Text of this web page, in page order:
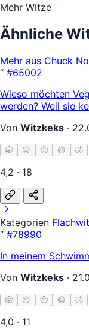
Mehr Witze
Ähnliche
Mehr aus Chuck
“ #65002
Wieso möchten
werden? Weil sie
Von Witzkeks ·
🥱 😐 🙂 😄 🤣
4,2 · 18
Kategorien
“ #78990
In meinem
Von Witzkeks ·
🥱 😐 🙂 😄 🤣
4,0 · 11